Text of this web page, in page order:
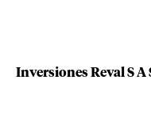
Inversiones Reval S A